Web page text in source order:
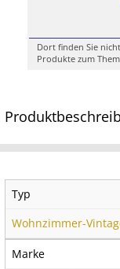
Dort finden Sie
Produkte zum
Typ
Wohnzimmer-
Marke